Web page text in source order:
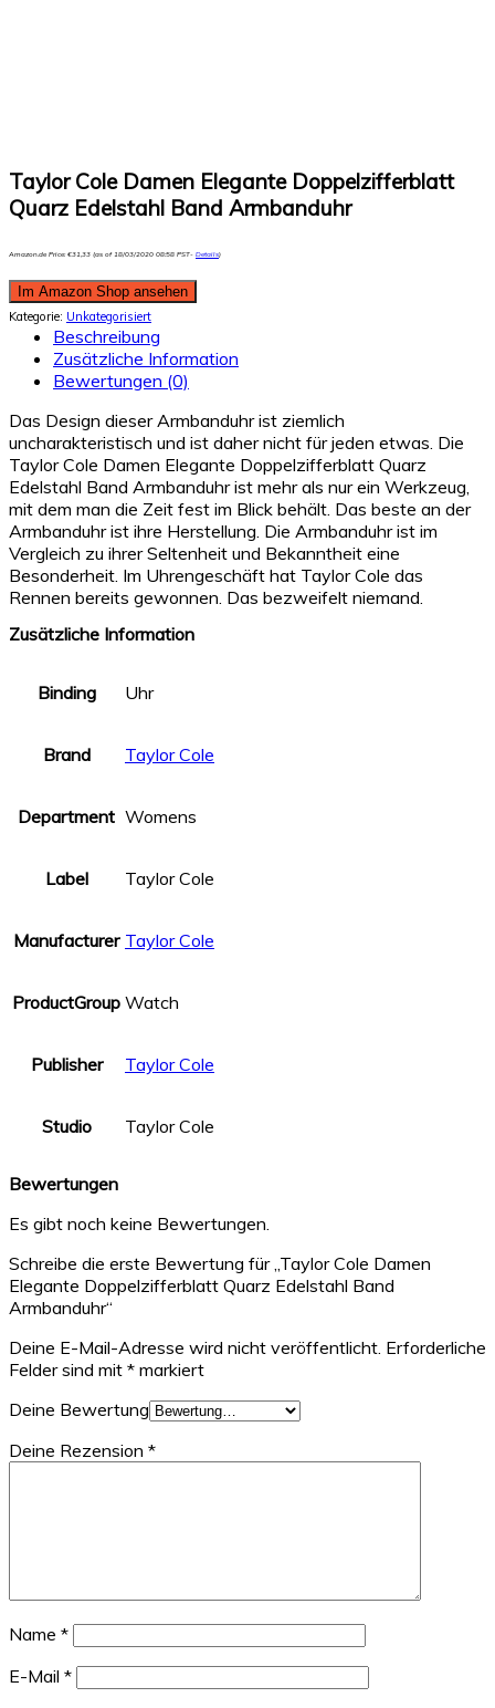
Taylor Cole Damen Elegante Doppelzifferblatt
Quarz Edelstahl Band Armbanduhr
Amazon.de Price:€31,33 (as of 18/03/2020 08:58 PST- Details)
Im Amazon Shop ansehen
Kategorie: Unkategorisiert
Beschreibung
Zusätzliche Information
Bewertungen (0)
Das Design dieser Armbanduhr ist ziemlich
uncharakteristisch und ist daher nicht für jeden etwas. Die
Taylor Cole Damen Elegante Doppelzifferblatt Quarz
Edelstahl Band Armbanduhr ist mehr als nur ein Werkzeug,
mit dem man die Zeit fest im Blick behält. Das beste an der
Armbanduhr ist ihre Herstellung. Die Armbanduhr ist im
Vergleich zu ihrer Seltenheit und Bekanntheit eine
Besonderheit. Im Uhrengeschäft hat Taylor Cole das
Rennen bereits gewonnen. Das bezweifelt niemand.
Zusätzliche Information
Binding Uhr
Brand Taylor Cole
Department Womens
Label Taylor Cole
Manufacturer Taylor Cole
ProductGroup Watch
Publisher Taylor Cole
Studio Taylor Cole
Bewertungen
Es gibt noch keine Bewertungen.
Schreibe die erste Bewertung für „Taylor Cole Damen
Elegante Doppelzifferblatt Quarz Edelstahl Band
Armbanduhr“
Deine E-Mail-Adresse wird nicht veröffentlicht. Erforderliche
Felder sind mit * markiert
Deine Bewertung
Deine Rezension *
Name *
E-Mail *